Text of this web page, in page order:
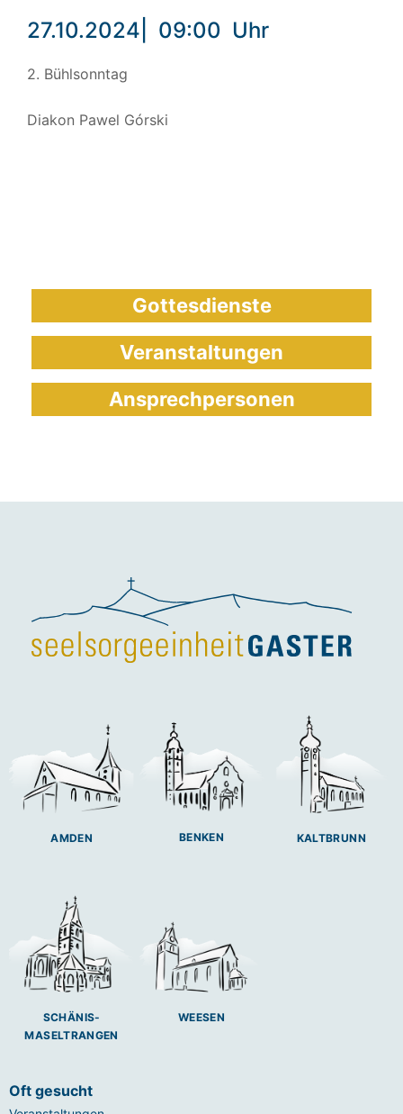
27.10.2024 09:00 Uhr
2. Bühlsonntag
Diakon Pawel Górski
Gottesdienste
Veranstaltungen
Ansprechpersonen
AMDEN BENKEN KALTBRUNN
SCHÄNIS-
MASELTRANGEN
WEESEN
Oft gesucht